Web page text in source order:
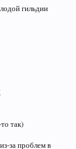
гильдии
так)
за проблем в